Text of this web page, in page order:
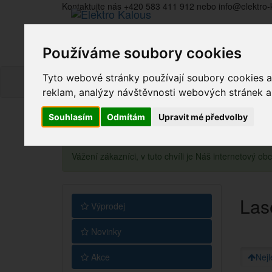
Používáme soubory cookies
Tyto webové stránky používají soubory cookies
reklam, analýzy návštěvnosti webových stránek
Souhlasím Odmítám Upravit mé předvolby
Kontaktujte nás +420 583 411 912 nebo
Vážení zákazníci, v tuto chvíli je Náš internetový
Výprodej
Novinky
Akce